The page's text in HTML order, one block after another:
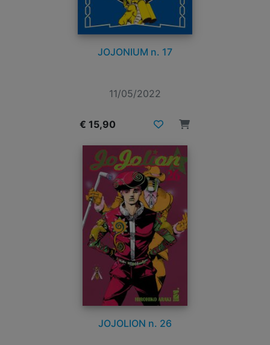
JOJONIUM n. 17
11/05/2022
€ 15,90
JOJOLION n. 26